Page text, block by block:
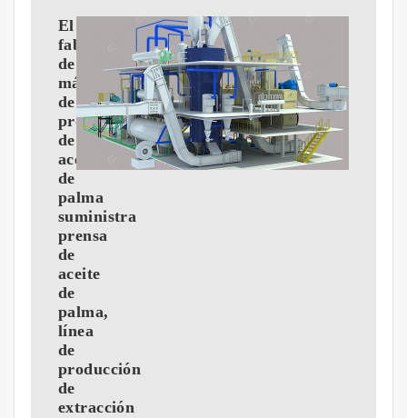
El
fabricante
de
máquinas
de
procesamiento
de
aceite
de
palma
suministra
prensa
de
aceite
de
palma,
línea
de
producción
de
extracción